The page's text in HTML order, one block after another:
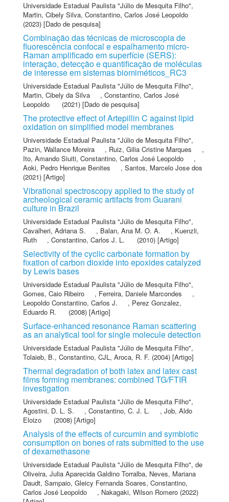
Universidade Estadual Paulista "Júlio de Mesquita Filho",
Martin, Cibely Silva, Constantino, Carlos José Leopoldo
(2023) [Dado de pesquisa]
Combinação das técnicas de microscopia de
fluorescência confocal e espalhamento micro-
Raman amplificado em superfície (SERS):
interação, detecção e quantificação de moléculas
de interesse em sistemas biomiméticos_RC3
Universidade Estadual Paulista "Júlio de Mesquita Filho",
Martin, Cibely da Silva
, Constantino, Carlos José
Leopoldo
(2021) [Dado de pesquisa]
The protective effect of Artepillin C against lipid
oxidation on simplified model membranes
Universidade Estadual Paulista "Júlio de Mesquita Filho",
Pazin, Wallance Moreira
, Ruiz, Gilia Cristine Marques
,
Ito, Amando Siuiti, Constantino, Carlos José Leopoldo
,
Aoki, Pedro Henrique Benites
, Santos, Marcelo Jose dos
(2021) [Artigo]
Vibrational spectroscopy applied to the study of
archeological ceramic artifacts from Guarani
culture in Brazil
Universidade Estadual Paulista "Júlio de Mesquita Filho",
Cavalheri, Adriana S.
, Balan, Ana M. O. A. , Kuenzli,
Ruth
, Constantino, Carlos J. L. (2010) [Artigo]
Selectivity of the cyclic carbonate formation by
fixation of carbon dioxide into epoxides catalyzed
by Lewis bases
Universidade Estadual Paulista "Júlio de Mesquita Filho",
Gomes, Caio Ribeiro
, Ferreira, Daniele Marcondes
,
Leopoldo Constantino, Carlos J.
, Perez Gonzalez,
Eduardo R.
(2008) [Artigo]
Surface-enhanced resonance Raman scattering
as an analytical tool for single molecule detection
Universidade Estadual Paulista "Júlio de Mesquita Filho",
Tolaieb, B., Constantino, CJL, Aroca, R. F. (2004) [Artigo]
Thermal degradation of both latex and latex cast
films forming membranes: combined TG/FTIR
investigation
Universidade Estadual Paulista "Júlio de Mesquita Filho",
Agostini, D. L. S.
, Constantino, C. J. L. , Job, Aldo
Eloizo
(2008) [Artigo]
Analysis of the effects of curcumin and symbiotic
consumption on bones of rats submitted to the use
of dexamethasone
Universidade Estadual Paulista "Júlio de Mesquita Filho", de
Oliveira, Julia Aparecida Galdino Torralba, Neves, Mariana
Daudt, Sampaio, Gleicy Fernanda Soares, Constantino,
Carlos José Leopoldo
, Nakagaki, Wilson Romero (2022)